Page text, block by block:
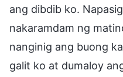
ang dibdib ko.
nakaramdam ng
nanginig ang buong
galit ko at dumaloy